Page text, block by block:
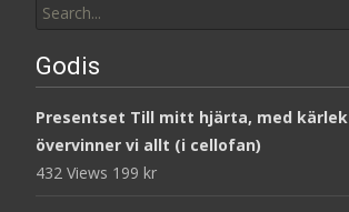
for:
Godis
Presentset Till mitt hjärta, med kärlek
övervinner vi allt (i cellofan)
432 Views 199 kr